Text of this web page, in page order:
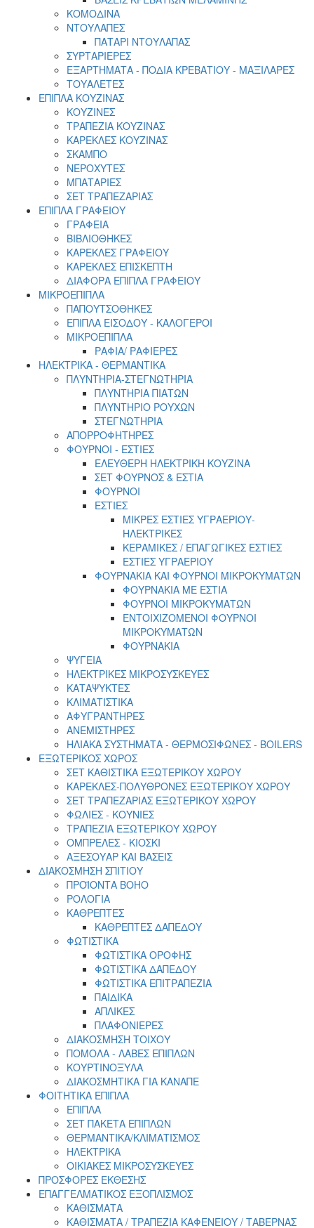
ΚΟΜΟΔΙΝΑ
ΝΤΟΥΛΑΠΕΣ
ΠΑΤΑΡΙ ΝΤΟΥΛΑΠΑΣ
ΣΥΡΤΑΡΙΕΡΕΣ
ΕΞΑΡΤΗΜΑΤΑ - ΠΟΔΙΑ ΚΡΕΒΑΤΙΟΥ - ΜΑΞΙΛΑΡΕΣ
ΤΟΥΑΛΕΤΕΣ
ΕΠΙΠΛΑ ΚΟΥΖΙΝΑΣ
ΚΟΥΖΙΝΕΣ
ΤΡΑΠΕΖΙΑ ΚΟΥΖΙΝΑΣ
ΚΑΡΕΚΛΕΣ ΚΟΥΖΙΝΑΣ
ΣΚΑΜΠΟ
ΝΕΡΟΧΥΤΕΣ
ΜΠΑΤΑΡΙΕΣ
ΣΕΤ ΤΡΑΠΕΖΑΡΙΑΣ
ΕΠΙΠΛΑ ΓΡΑΦΕΙΟΥ
ΓΡΑΦΕΙΑ
ΒΙΒΛΙΟΘΗΚΕΣ
ΚΑΡΕΚΛΕΣ ΓΡΑΦΕΙΟΥ
ΚΑΡΕΚΛΕΣ ΕΠΙΣΚΕΠΤΗ
ΔΙΑΦΟΡΑ ΕΠΙΠΛΑ ΓΡΑΦΕΙΟΥ
ΜΙΚΡΟΕΠΙΠΛΑ
ΠΑΠΟΥΤΣΟΘΗΚΕΣ
ΕΠΙΠΛΑ ΕΙΣΟΔΟΥ - ΚΑΛΟΓΕΡΟΙ
ΜΙΚΡΟΕΠΙΠΛΑ
ΡΑΦΙΑ/ ΡΑΦΙΕΡΕΣ
ΗΛΕΚΤΡΙΚΑ - ΘΕΡΜΑΝΤΙΚΑ
ΠΛΥΝΤΗΡΙΑ-ΣΤΕΓΝΩΤΗΡΙΑ
ΠΛΥΝΤΗΡΙΑ ΠΙΑΤΩΝ
ΠΛΥΝΤΗΡΙΟ ΡΟΥΧΩΝ
ΣΤΕΓΝΩΤΗΡΙΑ
ΑΠΟΡΡΟΦΗΤΗΡΕΣ
ΦΟΥΡΝΟΙ - ΕΣΤΙΕΣ
ΕΛΕΥΘΕΡΗ ΗΛΕΚΤΡΙΚΗ ΚΟΥΖΙΝΑ
ΣΕΤ ΦΟΥΡΝΟΣ & ΕΣΤΙΑ
ΦΟΥΡΝΟΙ
ΕΣΤΙΕΣ
ΜΙΚΡΕΣ ΕΣΤΙΕΣ ΥΓΡΑΕΡΙΟΥ-
ΗΛΕΚΤΡΙΚΕΣ
ΚΕΡΑΜΙΚΕΣ / ΕΠΑΓΩΓΙΚΕΣ ΕΣΤΙΕΣ
ΕΣΤΙΕΣ ΥΓΡΑΕΡΙΟΥ
ΦΟΥΡΝΑΚΙΑ ΚΑΙ ΦΟΥΡΝΟΙ ΜΙΚΡΟΚΥΜΑΤΩΝ
ΦΟΥΡΝΑΚΙΑ ΜΕ ΕΣΤΙΑ
ΦΟΥΡΝΟΙ ΜΙΚΡΟΚΥΜΑΤΩΝ
ΕΝΤΟΙΧΙΖΟΜΕΝΟΙ ΦΟΥΡΝΟΙ
ΜΙΚΡΟΚΥΜΑΤΩΝ
ΦΟΥΡΝΑΚΙΑ
ΨΥΓΕΙΑ
ΗΛΕΚΤΡΙΚΕΣ ΜΙΚΡΟΣΥΣΚΕΥΕΣ
ΚΑΤΑΨΥΚΤΕΣ
ΚΛΙΜΑΤΙΣΤΙΚΑ
ΑΦΥΓΡΑΝΤΗΡΕΣ
ΑΝΕΜΙΣΤΗΡΕΣ
ΗΛΙΑΚΑ ΣΥΣΤΗΜΑΤΑ - ΘΕΡΜΟΣΙΦΩΝΕΣ - BOILERS
ΕΞΩΤΕΡΙΚΟΣ ΧΩΡΟΣ
ΣΕΤ ΚΑΘΙΣΤΙΚΑ ΕΞΩΤΕΡΙΚΟΥ ΧΩΡΟΥ
ΚΑΡΕΚΛΕΣ-ΠΟΛΥΘΡΟΝΕΣ ΕΞΩΤΕΡΙΚΟΥ ΧΩΡΟΥ
ΣΕΤ ΤΡΑΠΕΖΑΡΙΑΣ ΕΞΩΤΕΡΙΚΟΥ ΧΩΡΟΥ
ΦΩΛΙΕΣ - ΚΟΥΝΙΕΣ
ΤΡΑΠΕΖΙΑ ΕΞΩΤΕΡΙΚΟΥ ΧΩΡΟΥ
ΟΜΠΡΕΛΕΣ - ΚΙΟΣΚΙ
ΑΞΕΣΟΥΑΡ ΚΑΙ ΒΑΣΕΙΣ
ΔΙΑΚΟΣΜΗΣΗ ΣΠΙΤΙΟΥ
ΠΡΟΪΟΝΤΑ BOHO
ΡΟΛΟΓΙΑ
ΚΑΘΡΕΠΤΕΣ
ΚΑΘΡΕΠΤΕΣ ΔΑΠΕΔΟΥ
ΦΩΤΙΣΤΙΚΑ
ΦΩΤΙΣΤΙΚΑ ΟΡΟΦΗΣ
ΦΩΤΙΣΤΙΚΑ ΔΑΠΕΔΟΥ
ΦΩΤΙΣΤΙΚΑ ΕΠΙΤΡΑΠΕΖΙΑ
ΠΑΙΔΙΚΑ
ΑΠΛΙΚΕΣ
ΠΛΑΦΟΝΙΕΡΕΣ
ΔΙΑΚΟΣΜΗΣΗ ΤΟΙΧΟΥ
ΠΟΜΟΛΑ - ΛΑΒΕΣ ΕΠΙΠΛΩΝ
ΚΟΥΡΤΙΝΟΞΥΛΑ
ΔΙΑΚΟΣΜΗΤΙΚΑ ΓΙΑ ΚΑΝΑΠΕ
ΦΟΙΤΗΤΙΚΑ ΕΠΙΠΛΑ
ΕΠΙΠΛΑ
ΣET ΠΑΚΕΤΑ ΕΠΙΠΛΩΝ
ΘΕΡΜΑΝΤΙΚΑ/ΚΛΙΜΑΤΙΣΜΟΣ
ΗΛΕΚΤΡΙΚΑ
ΟΙΚΙΑΚΕΣ ΜΙΚΡΟΣΥΣΚΕΥΕΣ
ΠΡΟΣΦΟΡΕΣ ΕΚΘΕΣΗΣ
ΕΠΑΓΓΕΛΜΑΤΙΚΟΣ ΕΞΟΠΛΙΣΜΟΣ
ΚΑΘΙΣΜΑΤΑ
ΚΑΘΙΣΜΑΤΑ / ΤΡΑΠΕΖΙΑ ΚΑΦΕΝΕΙΟΥ / ΤΑΒΕΡΝΑΣ